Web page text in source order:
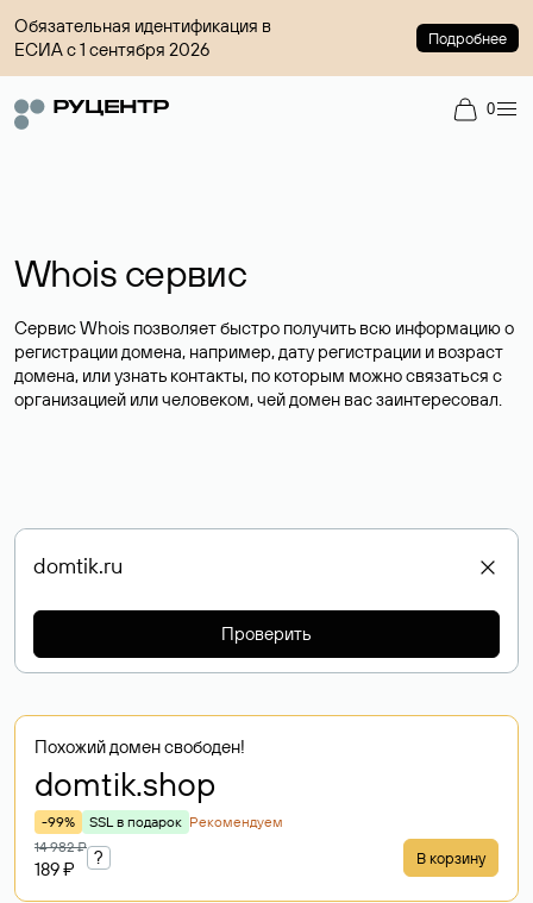
Обязательная идентификация в
ЕСИА с 1 сентября 2026
Подробнее
0
Whois сервис
Сервис Whois позволяет быстро получить всю информацию о
регистрации домена, например, дату регистрации и возраст
домена, или узнать контакты, по которым можно связаться с
организацией или человеком, чей домен вас заинтересовал.
Проверить
Похожий домен свободен!
domtik.shop
-99% SSL в подарок Рекомендуем
14 982 ₽
189 ₽
? В корзину